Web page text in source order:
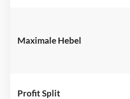
Maximale Hebel
Profit Split